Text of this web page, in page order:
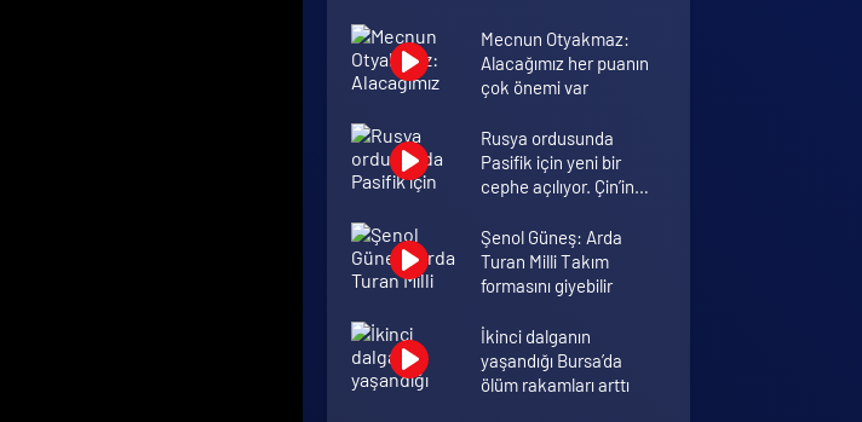
Mecnun Otyakmaz:
Alacağımız her puanın
çok önemi var
Rusya ordusunda
Pasifik için yeni bir
cephe açılıyor. Çin’in
Şenol Güneş: Arda
Turan Milli Takım
formasını giyebilir
İkinci dalganın
yaşandığı Bursa’da
ölüm rakamları arttı